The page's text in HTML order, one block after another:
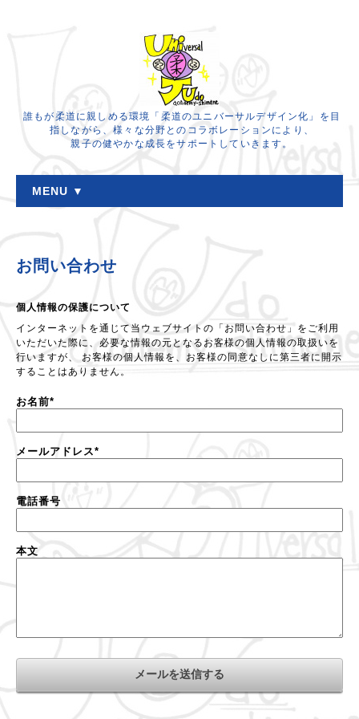
誰もが柔道に親しめる環境「柔道のユニバーサルデザイン化」を目
指しながら、様々な分野とのコラボレーションにより、
親子の健やかな成長をサポートしていきます。
MENU ▼
お問い合わせ
個人情報の保護について
インターネットを通じて当ウェブサイトの「お問い合わせ」をご利用
いただいた際に、必要な情報の元となるお客様の個人情報の取扱いを
行いますが、 お客様の個人情報を、お客様の同意なしに第三者に開示
することはありません。
お名前*
メールアドレス*
電話番号
本文